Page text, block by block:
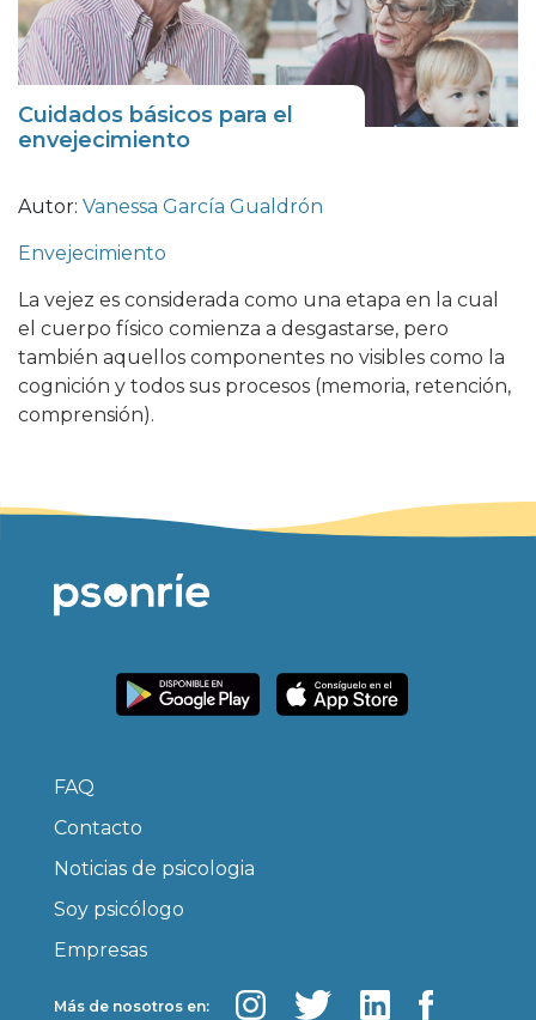
Cuidados básicos para el
envejecimiento
Autor: Vanessa García Gualdrón
Envejecimiento
La vejez es considerada como una etapa en la cual
el cuerpo físico comienza a desgastarse, pero
también aquellos componentes no visibles como la
cognición y todos sus procesos (memoria, retención,
comprensión).
FAQ
Contacto
Noticias de psicologia
Soy psicólogo
Empresas
Más de nosotros en: